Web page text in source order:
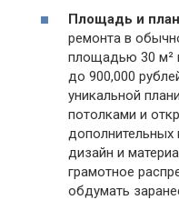
Площадь и
ремонта в
площадью 30 м²
до 900,000
уникальной
потолками и
дополнительных
дизайн и
грамотное
обдумать